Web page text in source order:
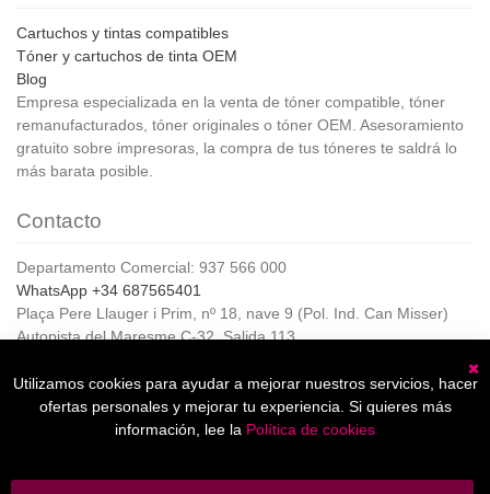
Cartuchos y tintas compatibles
Tóner y cartuchos de tinta OEM
Blog
Empresa especializada en la venta de tóner compatible, tóner
remanufacturados, tóner originales o tóner OEM. Asesoramiento
gratuito sobre impresoras, la compra de tus tóneres te saldrá lo
más barata posible.
Contacto
Departamento Comercial: 937 566 000
WhatsApp +34 687565401
Plaça Pere Llauger i Prim, nº 18, nave 9 (Pol. Ind. Can Misser)
Autopista del Maresme C-32, Salida 113
Horario de Atención al cliente:
De lunes a jueves de 8:00 a 17:00,
Viernes de 8:00 a 15:00
Utilizamos cookies para ayudar a mejorar nuestros servicios, hacer
ofertas personales y mejorar tu experiencia. Si quieres más
información, lee la Política de cookies